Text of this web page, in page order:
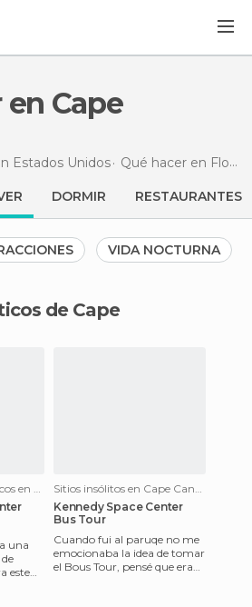
Estados Unidos Qué hacer en Florida
DORMIR RESTAURANTES
VIDA NOCTURNA
Monumentos Históricos en Cape Canaveral
una
este
Se
Sitios insólitos en Cape Canaveral
Kennedy Space Center
Bus Tour
Cuando fui al paruqe no me
emocionaba la idea de tomar
el Bous Tour, pensé que era